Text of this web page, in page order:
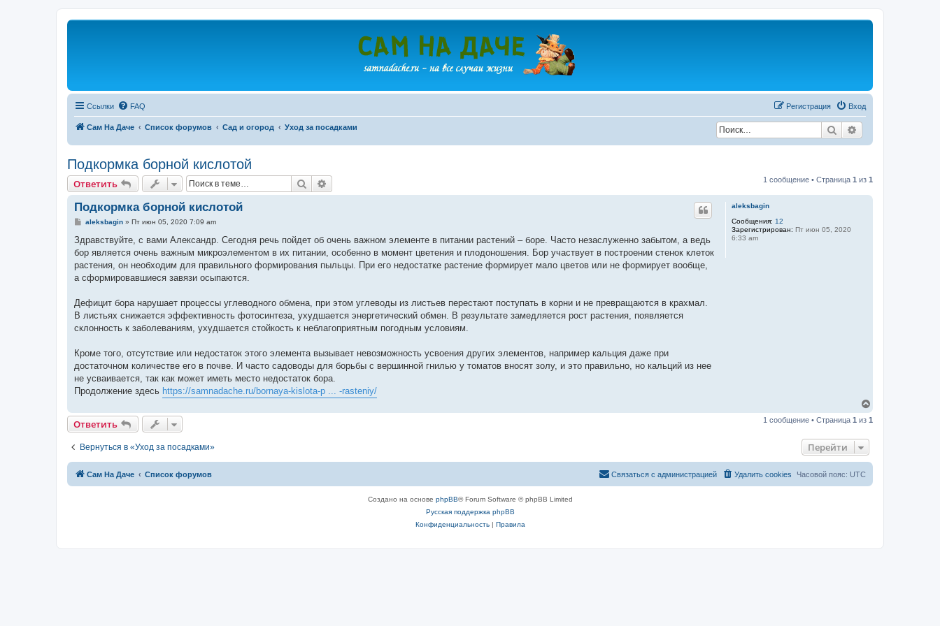
Ссылки FAQ Вход
Регистрация
Сам На Даче Список форумов Сад и огород Уход за посадками Поиск
Подкормка борной кислотой
Ответить Поиск 1 сообщение • Страница 1 из 1
aleksbagin
Сообщения: 12
Зарегистрирован: Пт июн 05, 2020
6:33 am
Подкормка борной кислотой
С
о
б
щ
е
и
aleksbagin» Пт июн 05, 2020 7:09 am
Здравствуйте, с вами Александр. Сегодня речь пойдет об очень важном элементе в питании растений – боре. Часто незаслуженно забытом, а ведь
бор является очень важным микроэлементом в их питании, особенно в момент цветения и плодоношения. Бор участвует в построении стенок клеток
растения, он необходим для правильного формирования пыльцы. При его недостатке растение формирует мало цветов или не формирует вообще,
а сформировавшиеся завязи осыпаются.
Дефицит бора нарушает процессы углеводного обмена, при этом углеводы из листьев перестают поступать в корни и не превращаются в крахмал.
В листьях снижается эффективность фотосинтеза, ухудшается энергетический обмен. В результате замедляется рост растения, появляется
склонность к заболеваниям, ухудшается стойкость к неблагоприятным погодным условиям.
Кроме того, отсутствие или недостаток этого элемента вызывает невозможность усвоения других элементов, например кальция даже при
достаточном количестве его в почве. И часто садоводы для борьбы с вершинной гнилью у томатов вносят золу, и это правильно, но кальций из нее
не усваивается, так как может иметь место недостаток бора.
Продолжение здесь https://samnadache.ru/bornaya-kislota-p ... -rasteniy/
р
я
у
Ответить 1 сообщение • Страница 1 из 1
Вернуться в «Уход за посадками» Перейти
Сам На Даче Список форумов Часовой пояс: UTC
Удалить cookies
Связаться с администрацией
Создано на основе phpBB® Forum Software © phpBB Limited
Русская поддержка phpBB
Конфиденциальность| Правила